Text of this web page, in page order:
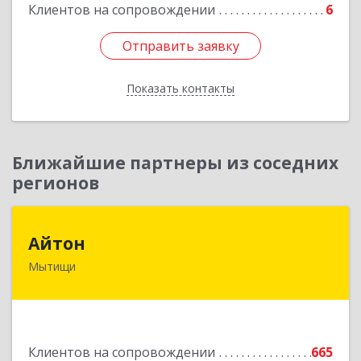
Клиентов на сопровождении 6
Отправить заявку
Показать контакты
Отправить заявку
Назад
Ближайшие партнеры из соседних
регионов
Айтон
Мытищи
Клиентов на сопровождении 665